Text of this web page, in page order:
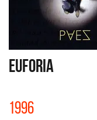
EUFORIA
1996